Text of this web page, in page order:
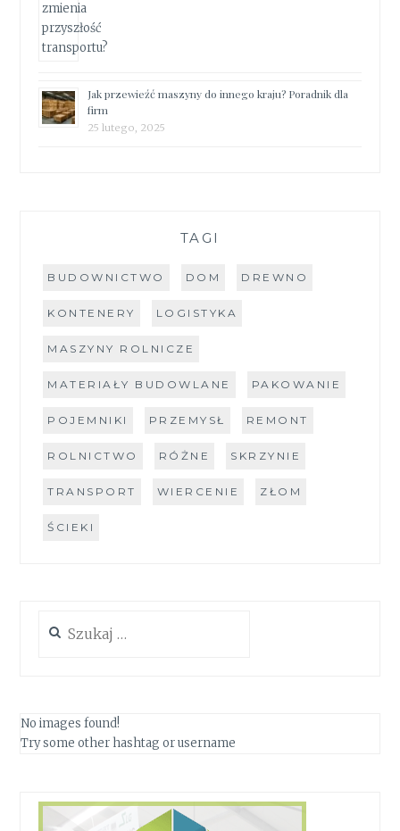
Jak przewieźć maszyny do innego kraju? Poradnik dla
firm
25 lutego, 2025
TAGI
BUDOWNICTWO DOM DREWNO
KONTENERY LOGISTYKA
MASZYNY ROLNICZE
MATERIAŁY BUDOWLANE PAKOWANIE
POJEMNIKI PRZEMYSŁ REMONT
ROLNICTWO RÓŻNE SKRZYNIE
TRANSPORT WIERCENIE ZŁOM
ŚCIEKI
No images found!
Try some other hashtag or username